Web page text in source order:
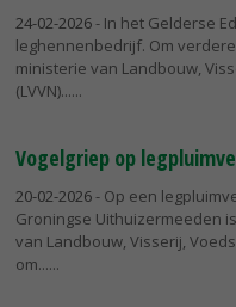
24-02-2026- In het Gelderse
leghennenbedrijf. Om
ministerie van Landbouw,
(LVVN)...
Vogelgriep op
20-02-2026- Op een
Groningse Uithuizermeeden
van Landbouw, Visserij,
om...